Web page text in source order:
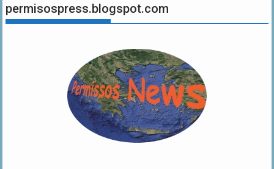
permisospress.blogspot.com